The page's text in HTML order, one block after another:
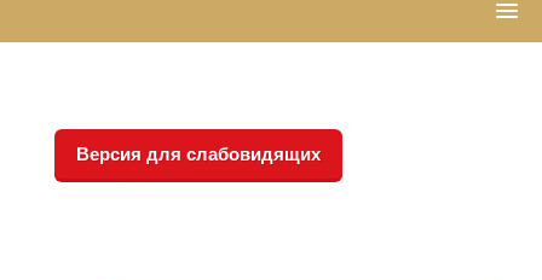
Версия для слабовидящих